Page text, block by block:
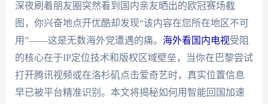
深夜刷着朋友圈突然看到国内亲友晒出的欧冠赛场截
图，你兴奋地点开优酷却发现“该内容在您所在地区不可
用”——这是无数海外党遭遇的痛。 海外看国内电视受阻
的核心在于IP定位技术和版权区域壁垒，当你在巴黎尝试
打开腾讯视频或在洛杉矶点击爱奇艺时，真实位置信息
早已被平台精准识别。本文将揭秘如何用智能回国加速